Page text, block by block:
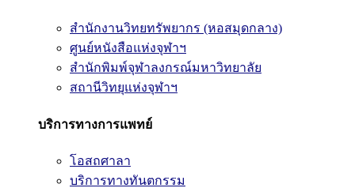
สำนักงานวิทยทรัพยากร (หอสมุดกลาง)
ศูนย์หนังสือแห่งจุฬาฯ
สำนักพิมพ์จุฬาลงกรณ์มหาวิทยาลัย
สถานีวิทยุแห่งจุฬาฯ
บริการทางการแพทย์
โอสถศาลา
บริการทางทันตกรรม